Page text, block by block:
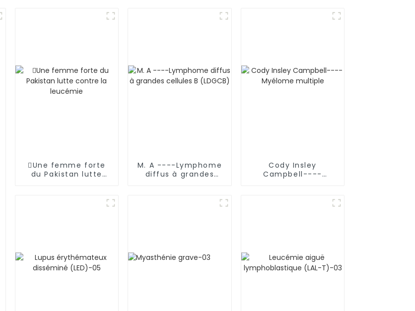
Une femme forte
du Pakistan lutte
M. A ----Lymphome
diffus à grandes
Cody Insley
Campbell----